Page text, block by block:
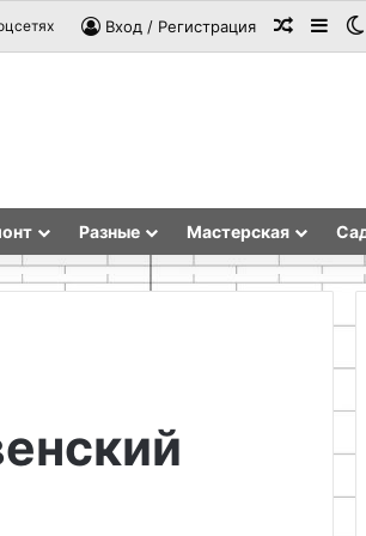
Вход / Регистрация
Разные Мастерская
конструкции
и